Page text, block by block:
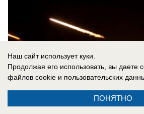
Наш сайт использует куки.
Продолжая его использовать, вы даете
файлов cookie и пользовательских
ПОНЯТНО